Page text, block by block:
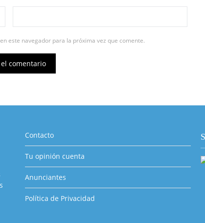
este navegador para la próxima vez que comente.
Contacto
Tu opinión cuenta
Anunciantes
Política de Privacidad